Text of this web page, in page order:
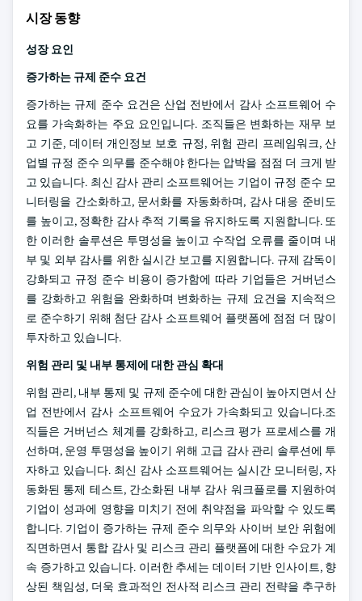
시장 동향
성장 요인
증가하는 규제 준수 요건
증가하는 규제 준수 요건은 산업 전반에서 감사 소프트웨어 수
요를 가속화하는 주요 요인입니다. 조직들은 변화하는 재무 보
고 기준, 데이터 개인정보 보호 규정, 위험 관리 프레임워크, 산
업별 규정 준수 의무를 준수해야 한다는 압박을 점점 더 크게 받
고 있습니다. 최신 감사 관리 소프트웨어는 기업이 규정 준수 모
니터링을 간소화하고, 문서화를 자동화하며, 감사 대응 준비도
를 높이고, 정확한 감사 추적 기록을 유지하도록 지원합니다. 또
한 이러한 솔루션은 투명성을 높이고 수작업 오류를 줄이며 내
부 및 외부 감사를 위한 실시간 보고를 지원합니다. 규제 감독이
강화되고 규정 준수 비용이 증가함에 따라 기업들은 거버넌스
를 강화하고 위험을 완화하며 변화하는 규제 요건을 지속적으
로 준수하기 위해 첨단 감사 소프트웨어 플랫폼에 점점 더 많이
투자하고 있습니다.
위험 관리 및 내부 통제에 대한 관심 확대
위험 관리, 내부 통제 및 규제 준수에 대한 관심이 높아지면서 산
업 전반에서 감사 소프트웨어 수요가 가속화되고 있습니다.조
직들은 거버넌스 체계를 강화하고, 리스크 평가 프로세스를 개
선하며, 운영 투명성을 높이기 위해 고급 감사 관리 솔루션에 투
자하고 있습니다. 최신 감사 소프트웨어는 실시간 모니터링, 자
동화된 통제 테스트, 간소화된 내부 감사 워크플로를 지원하여
기업이 성과에 영향을 미치기 전에 취약점을 파악할 수 있도록
합니다. 기업이 증가하는 규제 준수 의무와 사이버 보안 위험에
직면하면서 통합 감사 및 리스크 관리 플랫폼에 대한 수요가 계
속 증가하고 있습니다. 이러한 추세는 데이터 기반 인사이트, 향
상된 책임성, 더욱 효과적인 전사적 리스크 관리 전략을 추구하